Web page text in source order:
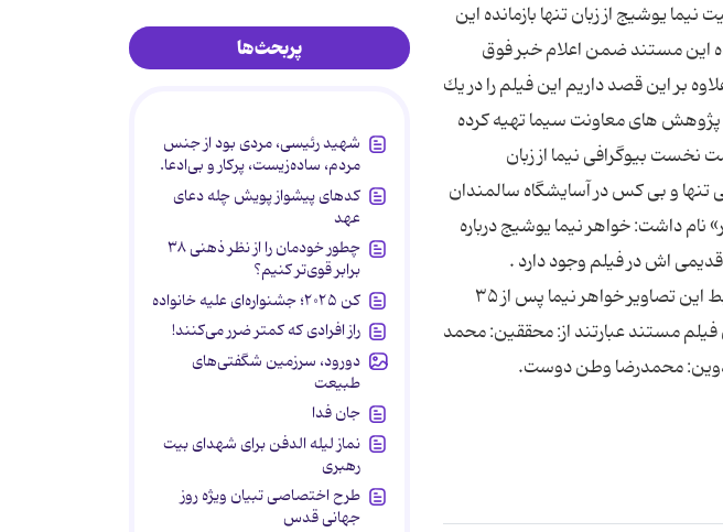
یوشیج از زبان تنها بازمانده این
این مستند ضمن اعلام خبر فوق
بر این قصد داریم این فیلم را در یك
پژوهش های معاونت سیما تهیه كرده
بیوگرافی نیما از زبان
شود و قسمت دیگر به شخصیت خواهر نیما كه اكنون در سن ۹۰ سالگی تنها و بی كس در آسایشگاه سالمندان
نام داشت: خواهر نیما یوشیج درباره
اش در فیلم وجود دارد .
همچنین بخشی از این مستند در زادگاه و خانه قدیمی نیما یوشیج می گذرد، كه به خاطر ضبط این تصاویر خواهر نیما پس از ۳۵
فیلم مستند عبارتند از: محققین: محمد
تدوین: محمدرضا وطن دوست.
پربحث‌ها
شهید رئیسی، مردی بود از جنس
مردم، ساده‌زیست، پرکار و بی‌ادعا.
کدهای پیشواز پویش چله دعای
عهد
چطور خودمان را از نظر ذهنی ۳۸
برابر قوی‌تر کنیم؟
کن ۲۰۲۵؛ جشنواره‌ای علیه خانواده
راز افرادی که کمتر ضرر می‌کنند!
دورود، سرزمین شگفتی‌های
طبیعت
جان فدا
نماز لیله الدفن برای شهدای بیت
رهبری
طرح اختصاصی تبیان ویژه روز
جهانی قدس